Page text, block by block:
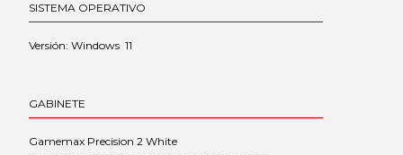
SISTEMA OPERATIVO
Versión: Windows 11
GABINETE
Gamemax Precision 2 White